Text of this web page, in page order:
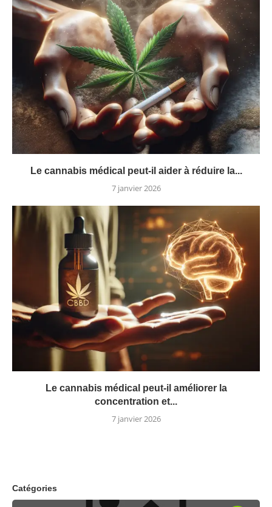
Le cannabis médical peut-il aider à réduire la...
7 janvier 2026
Le cannabis médical peut-il améliorer la
concentration et...
7 janvier 2026
Catégories